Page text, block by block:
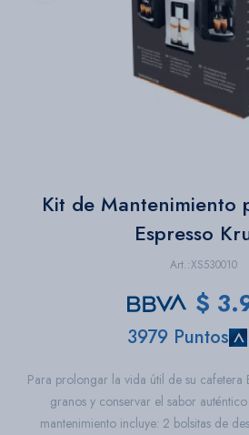
Kit de Mantenimiento
Espresso
XS530010
$
3979 Puntos
Para prolongar la vida útil de su cafetera
granos y conservar el sabor
mantenimiento incluye: 2 bolsitas de